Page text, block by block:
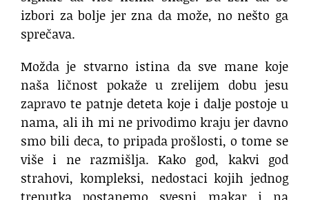
izbori za bolje jer zna da može, no nešto ga
sprečava.
Možda je stvarno istina da sve mane koje
naša ličnost pokaže u zrelijem dobu jesu
zapravo te patnje deteta koje i dalje postoje u
nama, ali ih mi ne privodimo kraju jer davno
smo bili deca, to pripada prošlosti, o tome se
više i ne razmišlja. Kako god, kakvi god
strahovi, kompleksi, nedostaci kojih jednog